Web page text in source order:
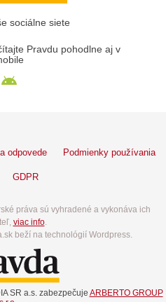
sociálne siete
Pravdu pohodlne aj v
odpovede Podmienky používania
GDPR
práva sú vyhradené a vykonáva ich
viac info.
beží na technológií Wordpress.
SR a.s. zabezpečuje ARBERTO GROUP